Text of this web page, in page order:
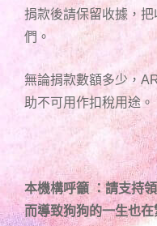
捐款後請保留收據，
們。
無論捐款數額多少，
助不可用作扣稅用途。
本機構呼籲 ：請支持
而導致狗狗的一生也